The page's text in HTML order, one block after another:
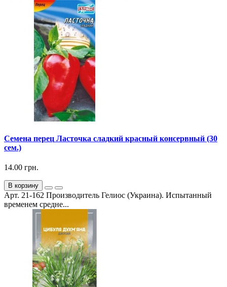
Семена перец Ласточка сладкий красный консервный (30
сем.)
14.00 грн.
В корзину
Арт. 21-162 Производитель Гелиос (Украина). Испытанный
временем средне...